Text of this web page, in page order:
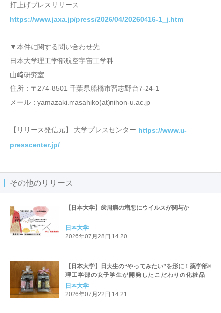
打上げプレスリリース
https://www.jaxa.jp/press/2026/04/20260416-1_j.html
▼本件に関する問い合わせ先
日本大学理工学部航空宇宙工学科
山﨑研究室
住所：〒274-8501 千葉県船橋市習志野台7-24-1
メール：yamazaki.masahiko(at)nihon-u.ac.jp
【リリース発信元】 大学プレスセンター https://www.u-
presscenter.jp/
その他のリリース
【日本大学】歯周病の増悪にウイルスが関与か
日本大学
2026年07月28日 14:20
【日本大学】日大生の“やってみたい”を形に！薬学部×
理工学部の女子学生が開発したこだわりの化粧品が
「自主創造プロジェクト」から誕生、販売をスタート
日本大学
2026年07月22日 14:21